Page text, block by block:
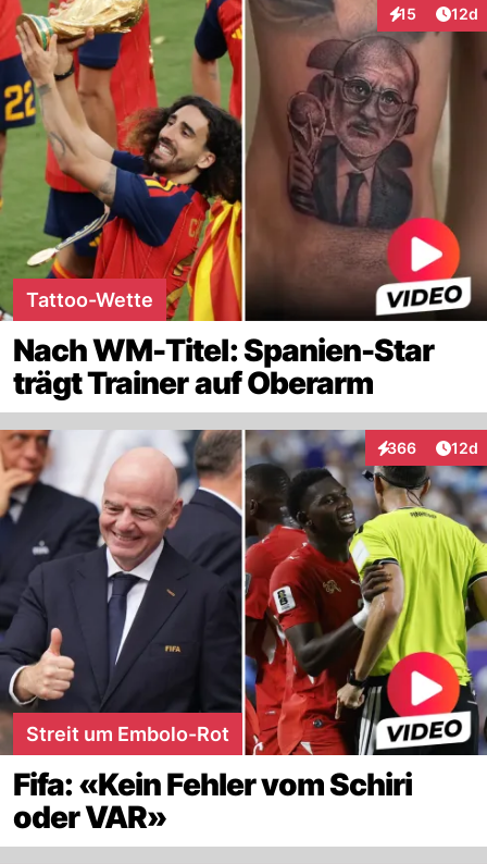
15
Interaktionen
12d
Tattoo-Wette
Nach WM-Titel: Spanien-Star
trägt Trainer auf Oberarm
366
Interaktionen
12d
Streit um Embolo-Rot
Fifa: «Kein Fehler vom Schiri
oder VAR»